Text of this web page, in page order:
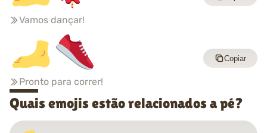
Vamos dançar!
Pronto para correr!
Copiar
Quais emojis estão relacionados a pé?